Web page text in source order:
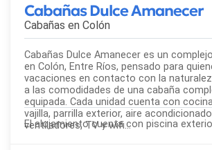
Cabañas Dulce Amanecer
Cabañas en Colón
Cabañas Dulce Amanecer es un
en Colón, Entre Ríos, pensado para
vacaciones en contacto con la
a las comodidades de una cabaña
equipada. Cada unidad cuenta con
vajilla, parrilla exterior, aire
ventiladores, TV y wifi...